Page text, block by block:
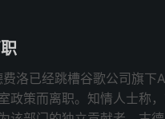
洛已经跳槽谷歌公司旗下
政策而离职。知情人士称